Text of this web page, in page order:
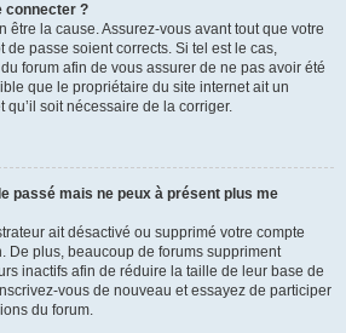
connecter ?
être la cause. Assurez-vous avant tout que votre
de passe soient corrects. Si tel est le cas,
forum afin de vous assurer de ne pas avoir été
que le propriétaire du site internet ait un
soit nécessaire de la corriger.
passé mais ne peux à présent plus me
ait désactivé ou supprimé votre compte
De plus, beaucoup de forums suppriment
inactifs afin de réduire la taille de leur base de
vous de nouveau et essayez de participer
du forum.